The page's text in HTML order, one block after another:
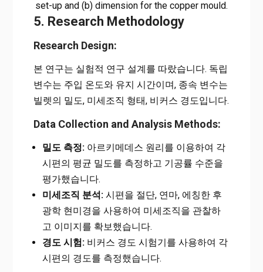
set-up and (b) dimension for the copper mould.
5. Research Methodology
Research Design:
본 연구는 실험적 연구 설계를 따랐습니다. 독립
변수는 주입 온도와 유지 시간이며, 종속 변수는
빌렛의 밀도, 미세조직 형태, 비커스 경도입니다.
Data Collection and Analysis Methods:
밀도 측정:아르키메데스 원리를 이용하여 각
시편의 평균 밀도를 측정하고 기공률 수준을
평가했습니다.
미세조직 분석:시편을 절단, 연마, 에칭한 후
광학 현미경을 사용하여 미세조직을 관찰하
고 이미지를 확보했습니다.
경도 시험:비커스 경도 시험기를 사용하여 각
시편의 경도를 측정했습니다.